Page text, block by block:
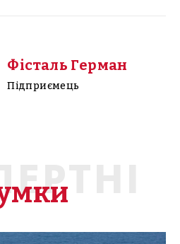
Фісталь Герман
Підприємець